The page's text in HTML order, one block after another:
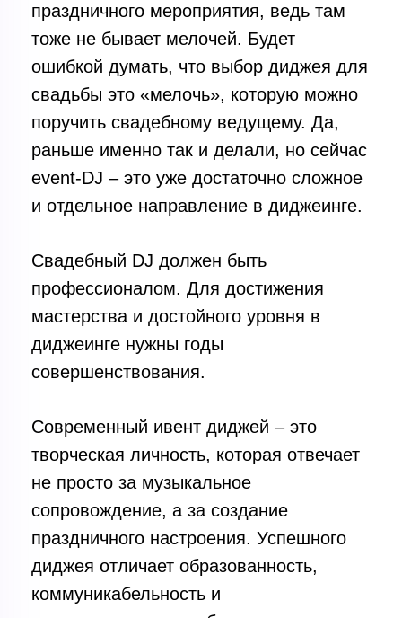
праздничного мероприятия, ведь там
тоже не бывает мелочей. Будет
ошибкой думать, что выбор диджея для
свадьбы это «мелочь», которую можно
поручить свадебному ведущему. Да,
раньше именно так и делали, но сейчас
event-DJ – это уже достаточно сложное
и отдельное направление в диджеинге.
Свадебный DJ должен быть
профессионалом. Для достижения
мастерства и достойного уровня в
диджеинге нужны годы
совершенствования.
Современный ивент диджей – это
творческая личность, которая отвечает
не просто за музыкальное
сопровождение, а за создание
праздничного настроения. Успешного
диджея отличает образованность,
коммуникабельность и